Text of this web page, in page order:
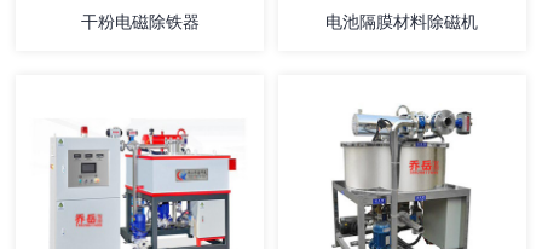
详情
干粉电磁除铁器
详情
电池隔膜材料除磁机